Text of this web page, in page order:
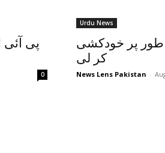
پی آئی
0
Urdu News
طور پر خودکشی
کر لی
News Lens Pakistan -